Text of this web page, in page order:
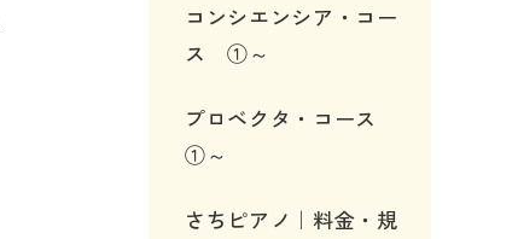
コンシエンシア・コー
ス ①～
プロベクタ・コース
①～
さちピアノ｜料金・規